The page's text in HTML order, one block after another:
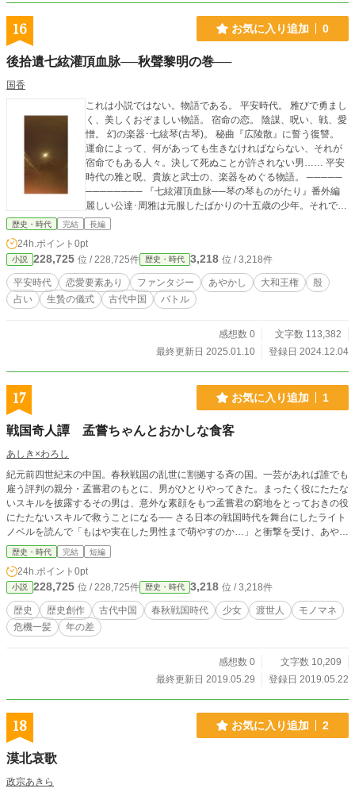
16 お気に入り追加 0
後拾遺七絃灌頂血脉──秋聲黎明の巻──
国香
これは小説ではない。物語である。 平安時代。 雅びで勇まし
く、美しくおぞましい物語。 宿命の恋。 陰謀、呪い、戦、愛
憎。 幻の楽器･七絃琴(古琴)。 秘曲『広陵散』に誓う復讐。
運命によって、何があっても生きなければならない、それが
宿命でもある人々。決して死ぬことが許されない男…… 平安
時代の雅と呪、貴族と武士の、楽器をめぐる物語。 ─────
──────── 『七絃灌頂血脉──琴の琴ものがたり』番外編
麗しい公達･周雅は元服したばかりの十五歳の少年。それで
も、すでに琴の名手として名高い。 初めて妹弟子の演奏を耳
しくて…… 不思議な幻想に誘われる周雅の、雅びで切ない琴
の説話。 彼の前に現れた不思議な幻は、楚漢戦争の頃？殷の
後継国？ 本編『七絃灌頂血脉──琴の琴ものがたり』の名
琴・秋声をめぐる過去の物語。
歴史・時代 完結 長編
24h.ポイント 0pt
小説 228,725 位 / 228,725件 歴史・時代 3,218 位 / 3,218件
平安時代 恋愛要素あり ファンタジー あやかし 大和王権
殷
占い
生贄の儀式 古代中国 バトル
感想数 0
文字数 113,382
最終更新日 2025.01.10
登録日 2024.12.04
17 お気に入り追加 1
戦国奇人譚 孟嘗ちゃんとおかしな食客
あしき×わろし
紀元前四世紀末の中国。春秋戦国の乱世に割拠する斉の国。一芸があれば誰でも
雇う評判の親分・孟嘗君のもとに、男がひとりやってきた。まったく役にたたな
いスキルを披露するその男は、意外な素顔をもつ孟嘗君の窮地をとっておきの役
にたたないスキルで救うことになる── さる日本の戦国時代を舞台にしたライト
ノベルを読んで「もはや実在した男性まで萌やすのか…」と衝撃を受け、あやか
って書いた作品となります。かつて『わろし』名義『スキル』のタイトルでBO
OKSHORTSに応募し月間優秀作を頂いたのを、改題加筆修正の上でなろうに掲
載しましております。
歴史・時代 完結 短編
24h.ポイント 0pt
小説 228,725 位 / 228,725件 歴史・時代 3,218 位 / 3,218件
歴史 歴史創作 古代中国 春秋戦国時代 少女 渡世人
モノマネ
危機一髪
年の差
感想数 0
文字数 10,209
最終更新日 2019.05.29
登録日 2019.05.22
18 お気に入り追加 2
漠北哀歌
政宗あきら